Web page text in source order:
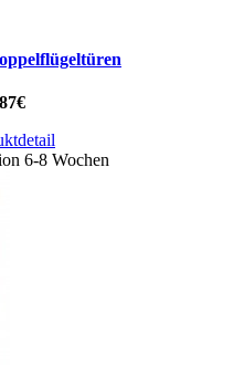
6-8 Wochen